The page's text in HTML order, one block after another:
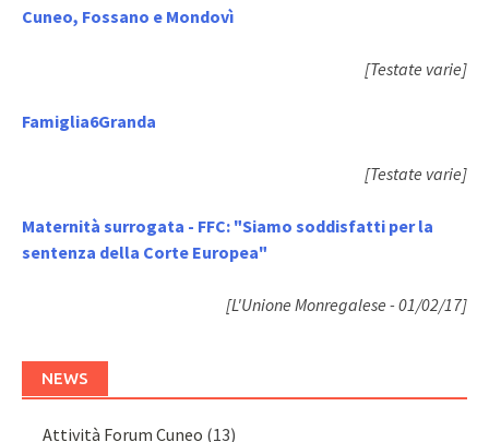
Cuneo, Fossano e Mondovì
[Testate varie]
Famiglia6Granda
[Testate varie]
Maternità surrogata - FFC: "Siamo soddisfatti per la
sentenza della Corte Europea"
[L'Unione Monregalese - 01/02/17]
NEWS
Attività Forum Cuneo (13)